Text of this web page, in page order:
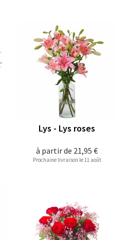
à partir de 21,95 €
Lys - Lys roses
Prochaine livraison le 11 août